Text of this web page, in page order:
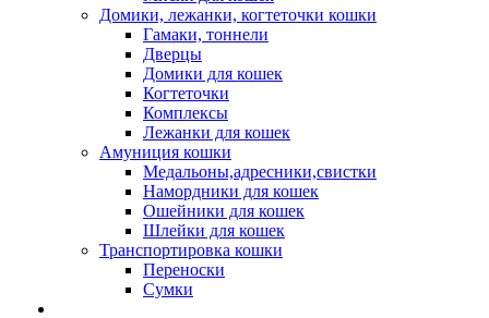
Домики, лежанки, когтеточки кошки
Гамаки, тоннели
Дверцы
Домики для кошек
Когтеточки
Комплексы
Лежанки для кошек
Амуниция кошки
Медальоны,адресники,свистки
Намордники для кошек
Ошейники для кошек
Шлейки для кошек
Транспортировка кошки
Переноски
Сумки